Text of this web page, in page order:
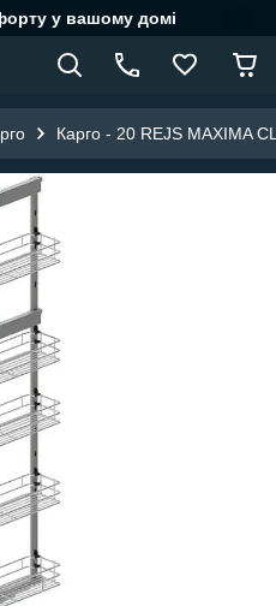
у вашому домі
Карго - 20 REJS MAXIMA